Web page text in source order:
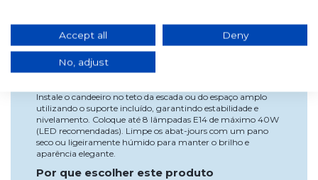
luz e criam um ambiente acolhedor. Compatível com LED,
permite eficiência energética e prolonga a vida útil das
lâmpadas.
Instale o candeeiro no teto da escada ou do espaço amplo
utilizando o suporte incluído, garantindo estabilidade e
nivelamento. Coloque até 8 lâmpadas E14 de máximo 40W
(LED recomendadas). Limpe os abat-jours com um pano
seco ou ligeiramente húmido para manter o brilho e
aparência elegante.
Por que escolher este produto
Accept all Deny
No, adjust